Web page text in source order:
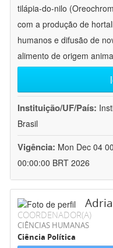
tilápia-do-nilo
com a produção de
humanos e difusão de
alimento de origem
Instituição/UF/País:
Brasil
Vigência: Mon Dec 04
00:00:00 BRT 2026
COORDENADOR(A)
CIÊNCIAS HUMANAS
Ciência Política